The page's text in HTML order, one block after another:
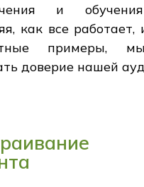
и
как все работает,
примеры,
доверие нашей